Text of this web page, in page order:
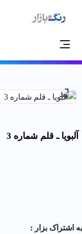
آلبويا ـ قلم شماره 3
به اشتراک بزار :